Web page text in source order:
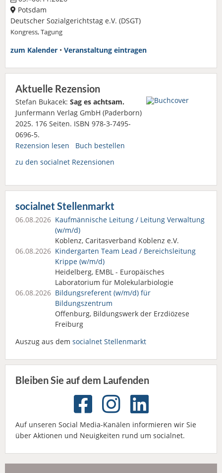
Potsdam
Deutscher Sozialgerichtstag e.V. (DSGT)
Kongress, Tagung
zum Kalender • Veranstaltung eintragen
Aktuelle Rezension
Stefan Bukacek: Sag es achtsam.
Junfermann Verlag GmbH (Paderborn)
2025. 176 Seiten. ISBN 978-3-7495-
0696-5.
Rezension lesen
Buch bestellen
zu den socialnet Rezensionen
socialnet Stellenmarkt
06.08.2026 Kaufmännische Leitung / Leitung Verwaltung
(w/m/d)
Koblenz, Caritasverband Koblenz e.V.
06.08.2026 Kindergarten Team Lead / Bereichsleitung
Krippe (w/m/d)
Heidelberg, EMBL - Europäisches
Laboratorium für Molekularbiologie
06.08.2026 Bildungsreferent (w/m/d) für
Bildungszentrum
Offenburg, Bildungswerk der Erzdiözese
Freiburg
Auszug aus dem socialnet Stellenmarkt
Bleiben Sie auf dem Laufenden
Auf unseren Social Media-Kanälen informieren wir Sie
über Aktionen und Neuigkeiten rund um socialnet.